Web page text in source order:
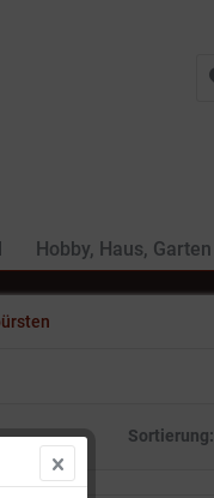
Hobby, Haus, Garten
Sortierung: